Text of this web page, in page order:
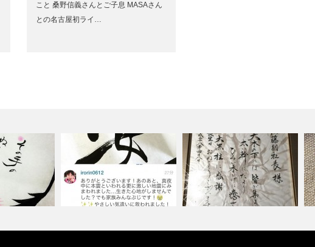
こと 桑野信義さんとご子息 MASAさん
との名古屋初ライ…